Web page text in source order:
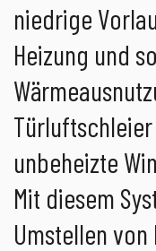
niedrige
Heizung und
unbeheizte
Mit diesem
Umstellen